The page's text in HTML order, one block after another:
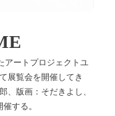
アートプロジェクトユ
展覧会を開催してき
、版画：そだきよし、
する。